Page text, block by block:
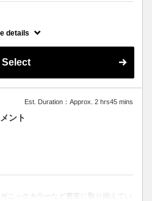
details
Select
Est. Duration：Approx. 2 hrs45 mins
ント
ニックカラーなど豊富に取り揃えてい